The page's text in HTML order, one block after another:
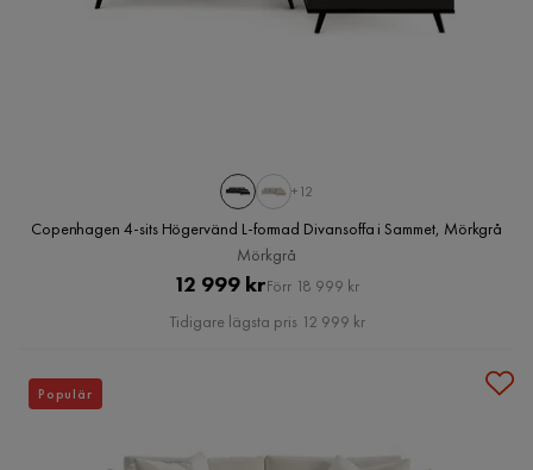
+12
Copenhagen 4-sits Högervänd L-formad Divansoffa i Sammet, Mörkgrå
Mörkgrå
Pris
12 999 krOriginal
Pris
Förr 18 999 kr
Tidigare lägsta pris 12 999 kr
Populär